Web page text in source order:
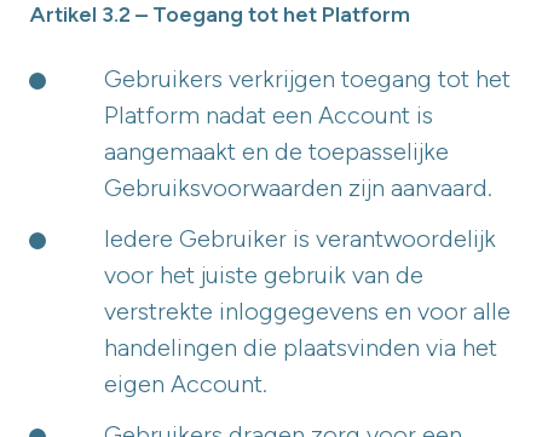
Artikel 3.2 – Toegang tot het Platform
Gebruikers verkrijgen toegang tot het
Platform nadat een Account is
aangemaakt en de toepasselijke
Gebruiksvoorwaarden zijn aanvaard.
Iedere Gebruiker is verantwoordelijk
voor het juiste gebruik van de
verstrekte inloggegevens en voor alle
handelingen die plaatsvinden via het
eigen Account.